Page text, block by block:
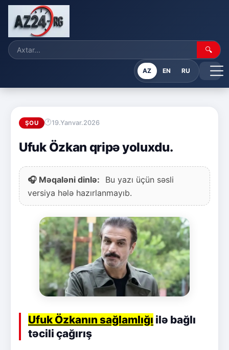
🔍
AZ EN RU
ŞOU 19.Yanvar.2026
Ufuk Özkan qripə yoluxdu.
🎧 Məqaləni dinlə:
Bu yazı üçün səsli
versiya hələ hazırlanmayıb.
Ufuk Özkanın sağlamlığı ilə bağlı
təcili çağırış